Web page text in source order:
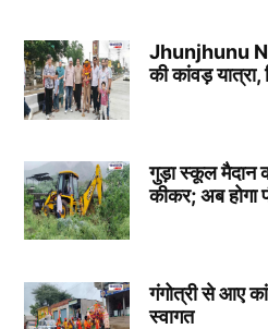
Jhunjhunu
की कांवड़ यात्रा,
गुड़ा स्कूल मैदान
कीकर; अब होगा
गंगोत्री से आए
स्वागत